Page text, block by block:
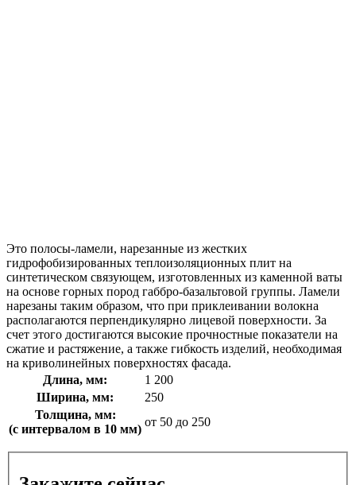
Это полосы-ламели, нарезанные из жестких
гидрофобизированных теплоизоляционных плит на
синтетическом связующем, изготовленных из каменной ваты
на основе горных пород габбро-базальтовой группы. Ламели
нарезаны таким образом, что при приклеивании волокна
располагаются перпендикулярно лицевой поверхности. За
счет этого достигаются высокие прочностные показатели на
сжатие и растяжение, а также гибкость изделий, необходимая
на криволинейных поверхностях фасада.
Длина, мм:
1 200
Ширина, мм:
250
Толщина, мм:
(с интервалом в 10 мм)
от 50 до 250